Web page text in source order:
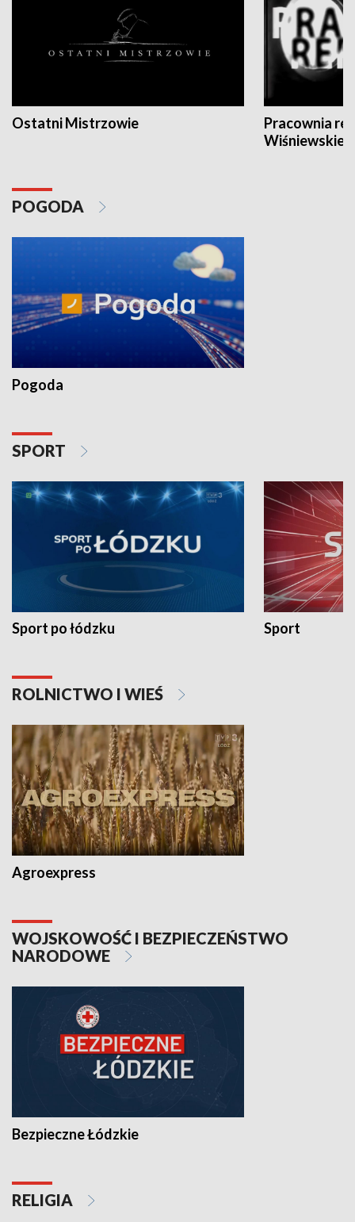
Ostatni Mistrzowie
Pracownia
POGODA
Pogoda
SPORT
Sport po łódzku Sport
ROLNICTWO I WIEŚ
Agroexpress
WOJSKOWOŚĆ I BEZPIECZEŃSTWO
NARODOWE
Bezpieczne Łódzkie
RELIGIA